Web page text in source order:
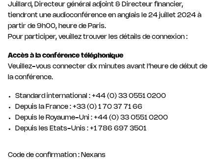
Juillard, Directeur général adjoint & Directeur financier,
tiendront une audioconférence en anglais le 24 juillet 2024 à
partir de 9h00, heure de Paris.
Pour participer, veuillez trouver les détails de connexion :
Accès à la conférence téléphonique
Veuillez-vous connecter dix minutes avant l’heure de début de
la conférence.
Standard international : +44 (0) 33 0551 0200
Depuis la France : +33 (0) 1 70 37 71 66
Depuis le Royaume-Uni : +44 (0) 33 0551 0200
Depuis les Etats-Unis : +1 786 697 3501
Code de confirmation : Nexans